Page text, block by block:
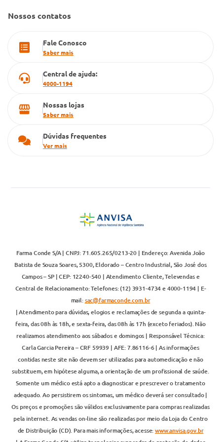
Cartão Grupo Conde
Nossos contatos
Fale Conosco
Saber mais
Central de ajuda:
4000-1194
Nossas lojas
Saber mais
Dúvidas frequentes
Ver mais
Farma Conde S/A | CNPJ: 71.605.265/0213-20 | Endereço: Avenida João
Batista de Souza Soares, 5300, Eldorado – Centro Industrial, São José dos
Campos – SP | CEP: 12240-540 | Atendimento Cliente, Televendas e
Central de Relacionamento: Telefones: (12) 3931-4734 e 4000-1194 | E-
mail:sac@farmaconde.com.br
| Atendimento para dúvidas, elogios e reclamações de segunda a quinta-
feira, das 08h às 18h, e sexta-feira, das 08h às 17h (exceto feriados). Não
realizamos atendimento aos sábados e domingos | Responsável Técnica:
Carla Garcia Pereira – CRF 59939 | AFE: 7.86116-6 | As informações
contidas neste site não devem ser utilizadas para automedicação e não
substituem, em hipótese alguma, a orientação de um profissional de saúde.
Somente um médico está apto a diagnosticar e prescrever o tratamento
adequado. Ao persistirem os sintomas, um médico deverá ser consultado |
Os preços e promoções são válidos exclusivamente para compras realizadas
pela internet. As vendas on-line são realizadas por meio da Loja do Centro
de Distribuição (CD). Para mais informações, acesse:www.anvisa.gov.br